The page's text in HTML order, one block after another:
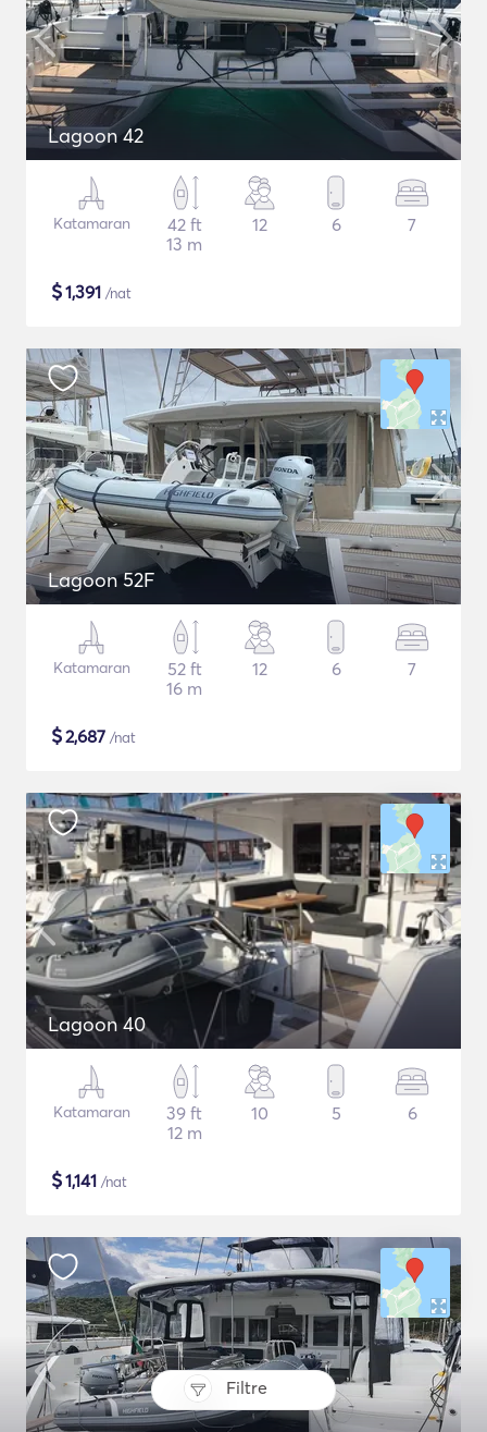
Filtre
Lagoon 42
Katamaran
42 ft
13 m
12 6 7
$1,391 /nat
Lagoon 52F
Katamaran
52 ft
16 m
12 6 7
$2,687 /nat
Lagoon 40
Katamaran
39 ft
12 m
10 5 6
$1,141 /nat